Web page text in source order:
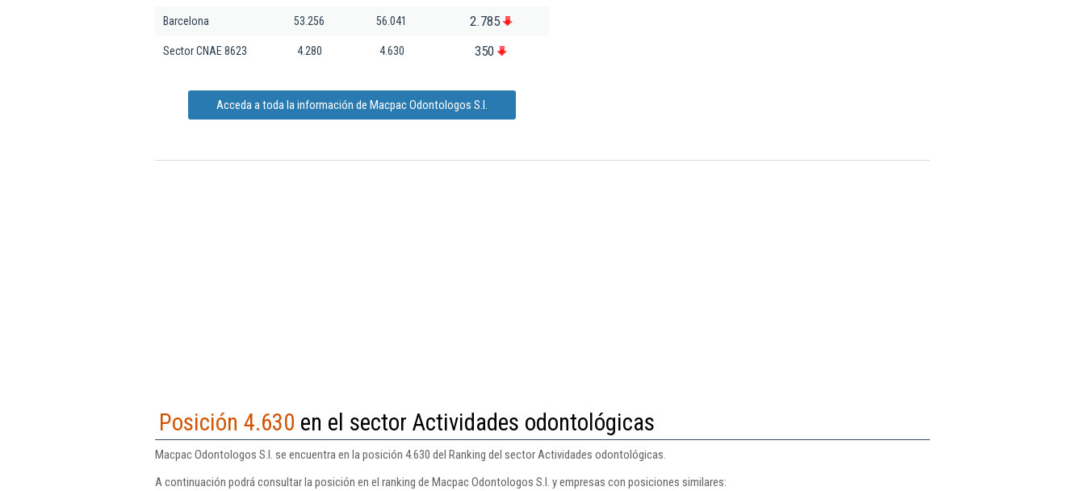
Barcelona 53.256 56.041 2.785
Sector CNAE 8623 4.280 4.630 350
Acceda a toda la información de Macpac Odontologos S.l.
Posición 4.630 en el sector Actividades odontológicas
Macpac Odontologos S.l. se encuentra en la posición 4.630 del Ranking del sector Actividades odontológicas.
A continuación podrá consultar la posición en el ranking de Macpac Odontologos S.l. y empresas con posiciones similares: